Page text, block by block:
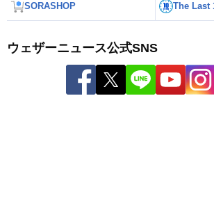
SORASHOP The Last
ウェザーニュース公式SNS